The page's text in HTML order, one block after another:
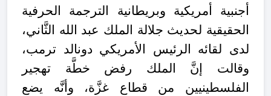
أجنبية أمريكية وبريطانية الترجمة الحرفية
الحقيقية لحديث جلالة الملك عبد الله الثَّاني،
لدى لقائه الرئيس الأمريكي دونالد ترمب،
وقالت إنَّ الملك رفض خطَّة تهجير
الفلسطينيين من قطاع غزَّة، وأنَّه يضع